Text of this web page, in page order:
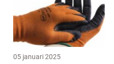
05 januari 2025